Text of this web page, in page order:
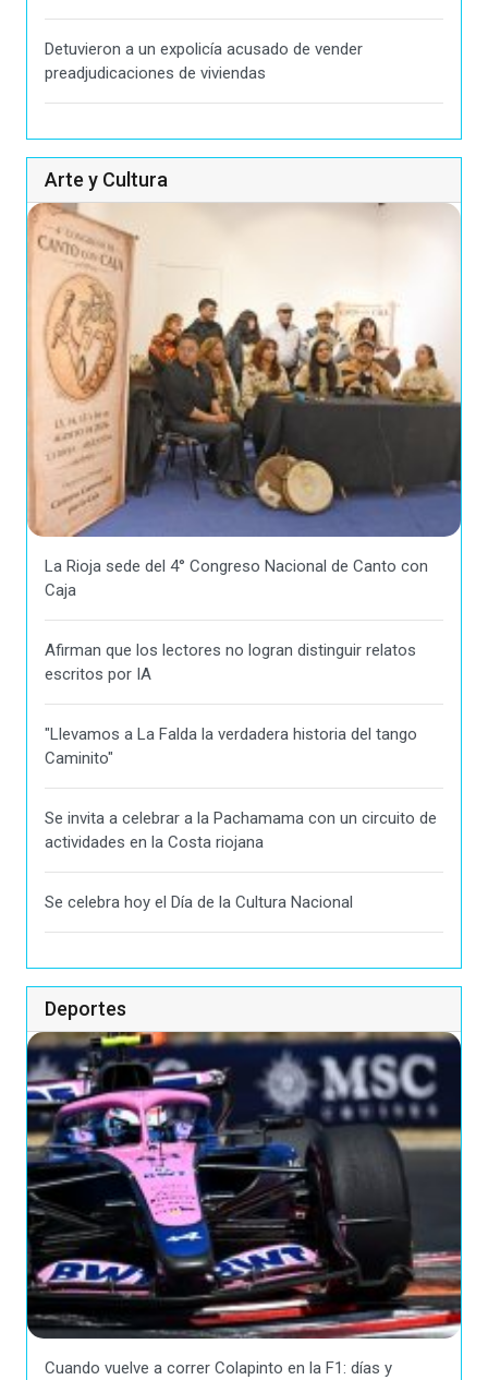
Detuvieron a un expolicía acusado de vender
preadjudicaciones de viviendas
Arte y Cultura
La Rioja sede del 4° Congreso Nacional de Canto con
Caja
Afirman que los lectores no logran distinguir relatos
escritos por IA
"Llevamos a La Falda la verdadera historia del tango
Caminito"
Se invita a celebrar a la Pachamama con un circuito de
actividades en la Costa riojana
Se celebra hoy el Día de la Cultura Nacional
Deportes
Cuando vuelve a correr Colapinto en la F1: días y